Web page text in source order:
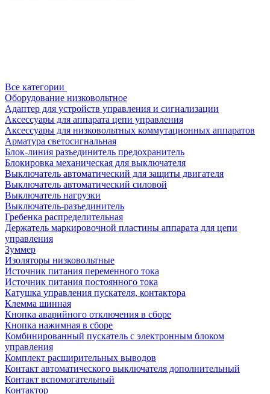
Все категории
Оборудование низковольтное
Адаптер для устройств управления и сигнализации
Аксессуары для аппарата цепи управления
Аксессуары для низковольтных коммутационных аппаратов
Арматура светосигнальная
Блок-линия разъединитель предохранитель
Блокировка механическая для выключателя
Выключатель автоматический для защиты двигателя
Выключатель автоматический силовой
Выключатель нагрузки
Выключатель-разъединитель
Гребенка распределительная
Держатель маркировочной пластины аппарата для цепи
управления
Зуммер
Изоляторы низковольтные
Источник питания переменного тока
Источник питания постоянного тока
Катушка управления пускателя, контактора
Клемма шинная
Кнопка аварийного отключения в сборе
Кнопка нажимная в сборе
Комбинированный пускатель с электронным блоком
управления
Комплект расширительных выводов
Контакт автоматического выключателя дополнительный
Контакт вспомогательный
Контактор